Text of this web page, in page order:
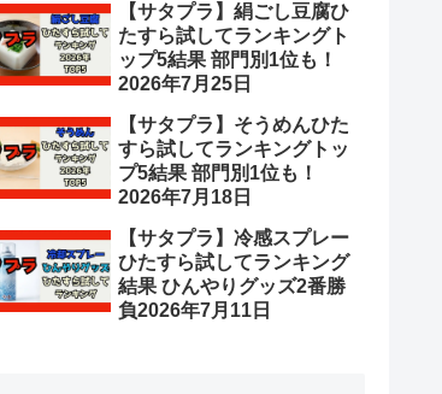
【サタプラ】絹ごし豆腐ひ
たすら試してランキングト
ップ5結果 部門別1位も！
2026年7月25日
【サタプラ】そうめんひた
すら試してランキングトッ
プ5結果 部門別1位も！
2026年7月18日
【サタプラ】冷感スプレー
ひたすら試してランキング
結果 ひんやりグッズ2番勝
負2026年7月11日